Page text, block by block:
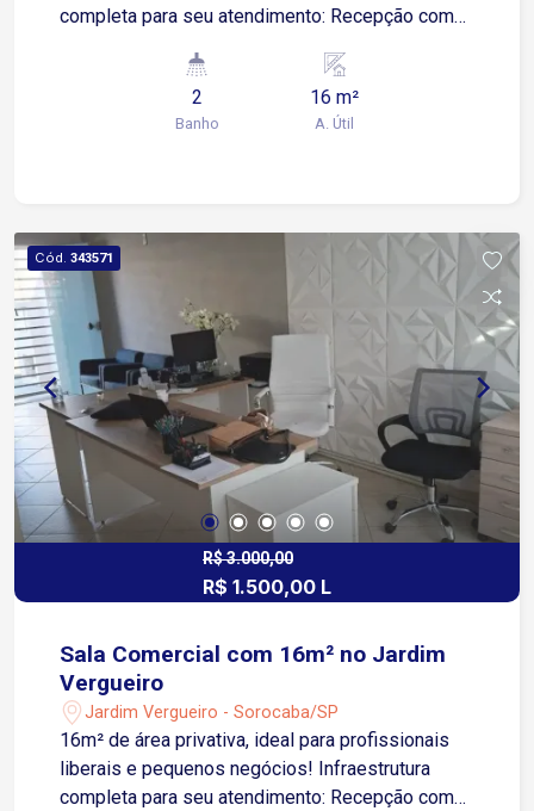
completa para seu atendimento: Recepção com
uso comum 3 vagas rotativas para maior
comodidade dos clientes Água e luz inclusas no
valor da locação Localização estratégica: A
fluxo de pessoas e veículos ao redor. Agende
sua visita e aproveite essa oportunidade para
impulsionar seu negócio!
2
Banho
16 m²
A. Útil
Cód. 343571
R$ 3.000,00
R$ 1.500,00 L
Sala Comercial com 16m² no Jardim
Vergueiro
Jardim Vergueiro - Sorocaba/SP
16m² de área privativa, ideal para profissionais
liberais e pequenos negócios! Infraestrutura
completa para seu atendimento: Recepção com